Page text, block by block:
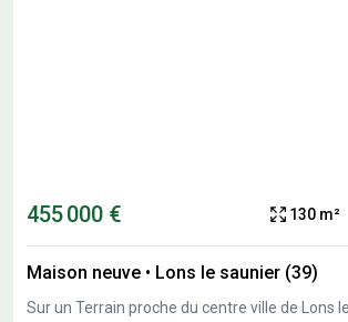
455 000 € 130 m²
Maison neuve • Lons le saunier (39)
Sur un Terrain proche du centre ville de Lons